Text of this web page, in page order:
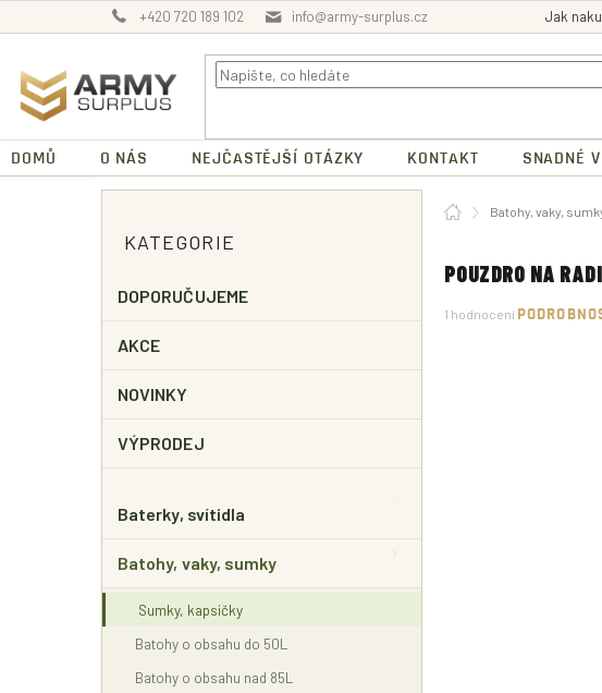
na
+420 720 189 102 info@army-surplus.cz Jak
DOMŮ O NÁS NEJČASTĚJŠÍ OTÁZKY KONTAKT SNADNÉ
A
N
P
N
kategorie
KATEGORIE
DOPORUČUJEME
AKCE
NOVINKY
VÝPRODEJ
Baterky, svítidla
Batohy, vaky, sumky
Sumky, kapsičky
Batohy o obsahu do 50L
Batohy o obsahu nad 85L
DomůBatohy, vaky,
POUZDRO NA
Průměrné
1 hodnocení